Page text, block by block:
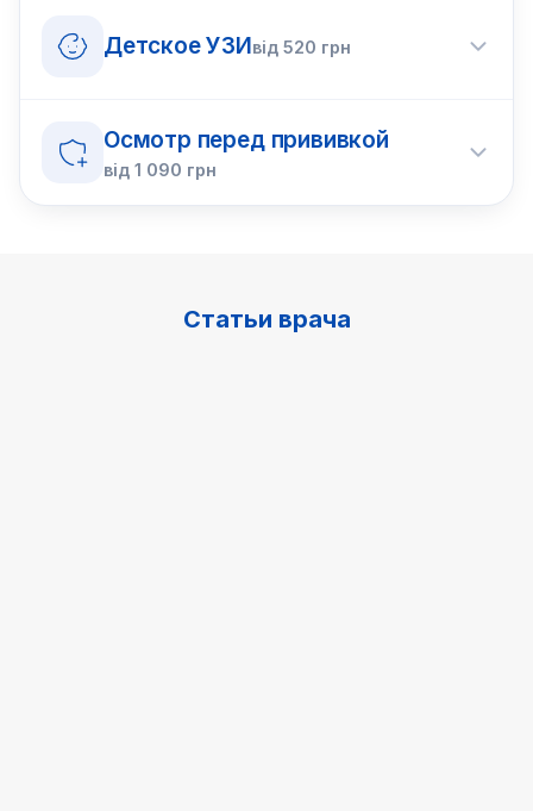
Детское УЗИвід 520 грн
Осмотр перед прививкой
від 1 090 грн
Статьи врача